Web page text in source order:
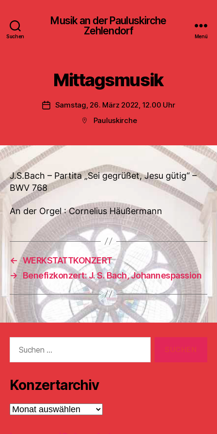
Suchen
Musik an der Pauluskirche
Zehlendorf
Menü
Mittagsmusik
Veröffentlichungsdatum
Samstag, 26. März 2022, 12.00 Uhr
Beitragsort
Pauluskirche
J.S.Bach – Partita „Sei gegrüßet, Jesu gütig“ –
BWV 768
An der Orgel : Cornelius Häußermann
← WERKSTATTKONZERT
→
Benefizkonzert: J. S. Bach, Johannespassion
nach:
Konzertarchiv
Konzertarchiv